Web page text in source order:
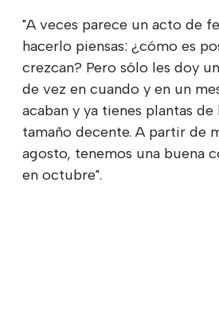
"A veces parece un acto de
hacerlo piensas: ¿cómo es
crezcan? Pero sólo les doy
de vez en cuando y en un
acaban y ya tienes plantas
tamaño decente. A partir de
agosto, tenemos una buena
en octubre".